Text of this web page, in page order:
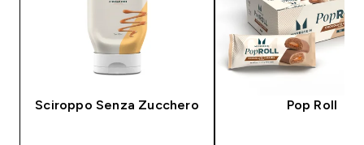
Sciroppo Senza Zucchero Pop Roll